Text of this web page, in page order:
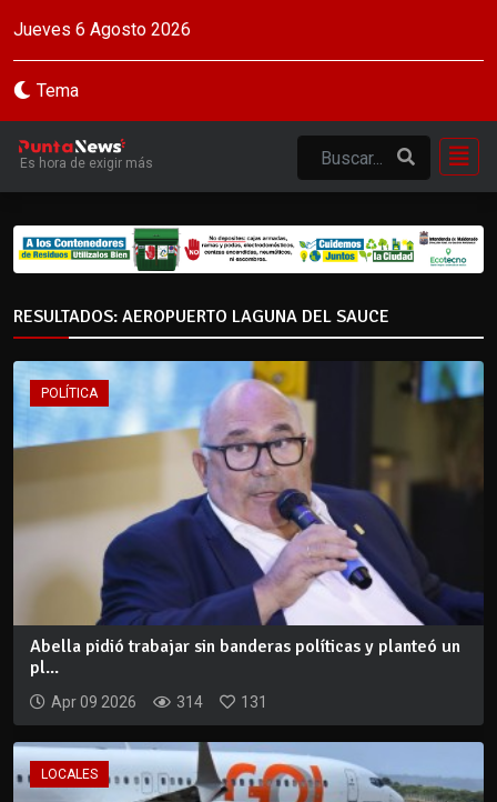
Jueves 6 Agosto 2026
Tema
Es hora de exigir más
RESULTADOS: AEROPUERTO LAGUNA DEL SAUCE
POLÍTICA
Abella pidió trabajar sin banderas políticas y planteó un
pl...
Apr 09 2026 314 131
LOCALES